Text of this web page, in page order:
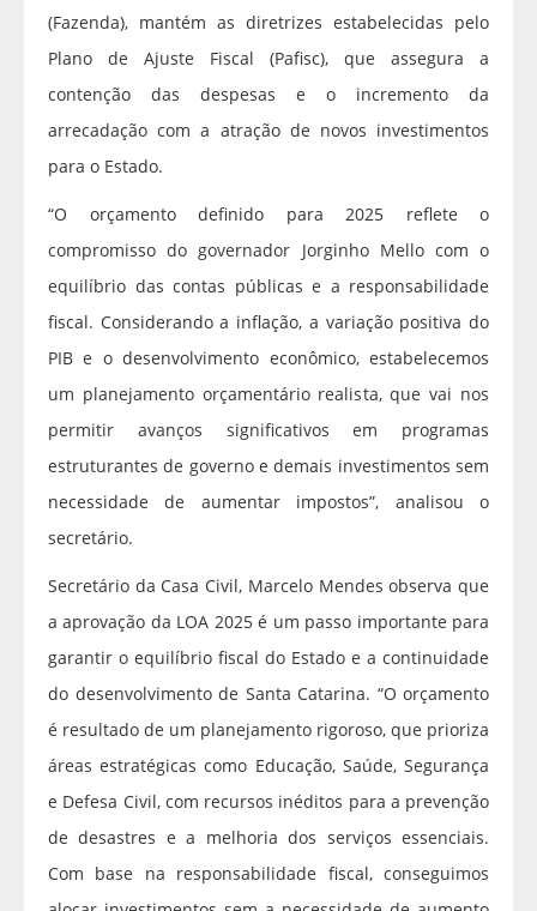
(Fazenda), mantém as diretrizes estabelecidas pelo
Plano de Ajuste Fiscal (Pafisc), que assegura a
contenção das despesas e o incremento da
arrecadação com a atração de novos investimentos
para o Estado.
“O orçamento definido para 2025 reflete o
compromisso do governador Jorginho Mello com o
equilíbrio das contas públicas e a responsabilidade
fiscal. Considerando a inflação, a variação positiva do
PIB e o desenvolvimento econômico, estabelecemos
um planejamento orçamentário realista, que vai nos
permitir avanços significativos em programas
estruturantes de governo e demais investimentos sem
necessidade de aumentar impostos”, analisou o
secretário.
Secretário da Casa Civil, Marcelo Mendes observa que
a aprovação da LOA 2025 é um passo importante para
garantir o equilíbrio fiscal do Estado e a continuidade
do desenvolvimento de Santa Catarina. “O orçamento
é resultado de um planejamento rigoroso, que prioriza
áreas estratégicas como Educação, Saúde, Segurança
e Defesa Civil, com recursos inéditos para a prevenção
de desastres e a melhoria dos serviços essenciais.
Com base na responsabilidade fiscal, conseguimos